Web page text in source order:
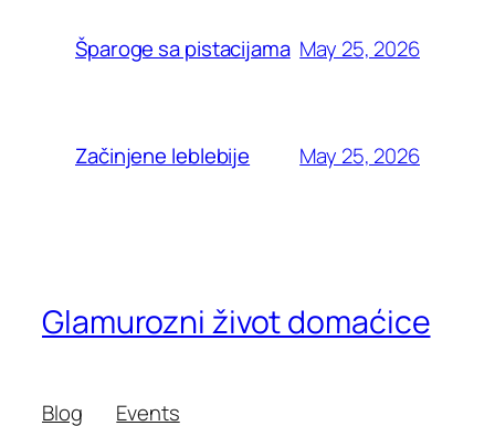
Šparoge sa pistacijama May 25, 2026
Začinjene leblebije May 25, 2026
Glamurozni život domaćice
Blog
Events